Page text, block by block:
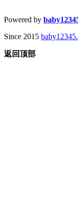
Powered by
Since 2015
返回顶部